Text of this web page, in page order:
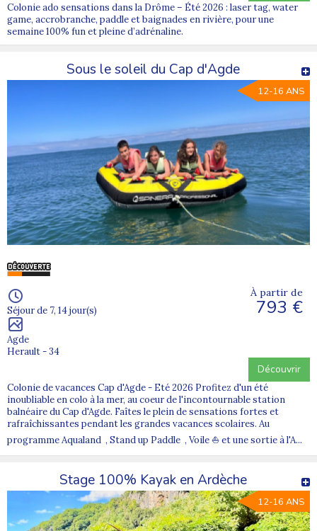
Colonie ado sensations dans la Drôme – Été 2026 : laser tag, water
game, accrobranche, paddle et baignades en rivière, pour une
semaine 100% fun et pleine d’adrénaline.
Sous le soleil du Cap d'Agde
12-16 ANS
Séjour de 7, 14 jour(s)
Agde
Herault - 34
À partir de
793 €
Découvrir
Colonie de vacances Cap d'Agde - Eté 2026 Profitez d'un été
inoubliable en colo à la mer, au coeur de l'incontournable station
balnéaire du Cap d'Agde. Faîtes le plein de sensations fortes et
rafraîchissantes pendant les grandes vacances scolaires. Au
programme Aqualand , Stand up Paddle , Voile ⛵ et une sortie à l'A...
Stage 100% Kayak en Ardèche
12-16 ANS